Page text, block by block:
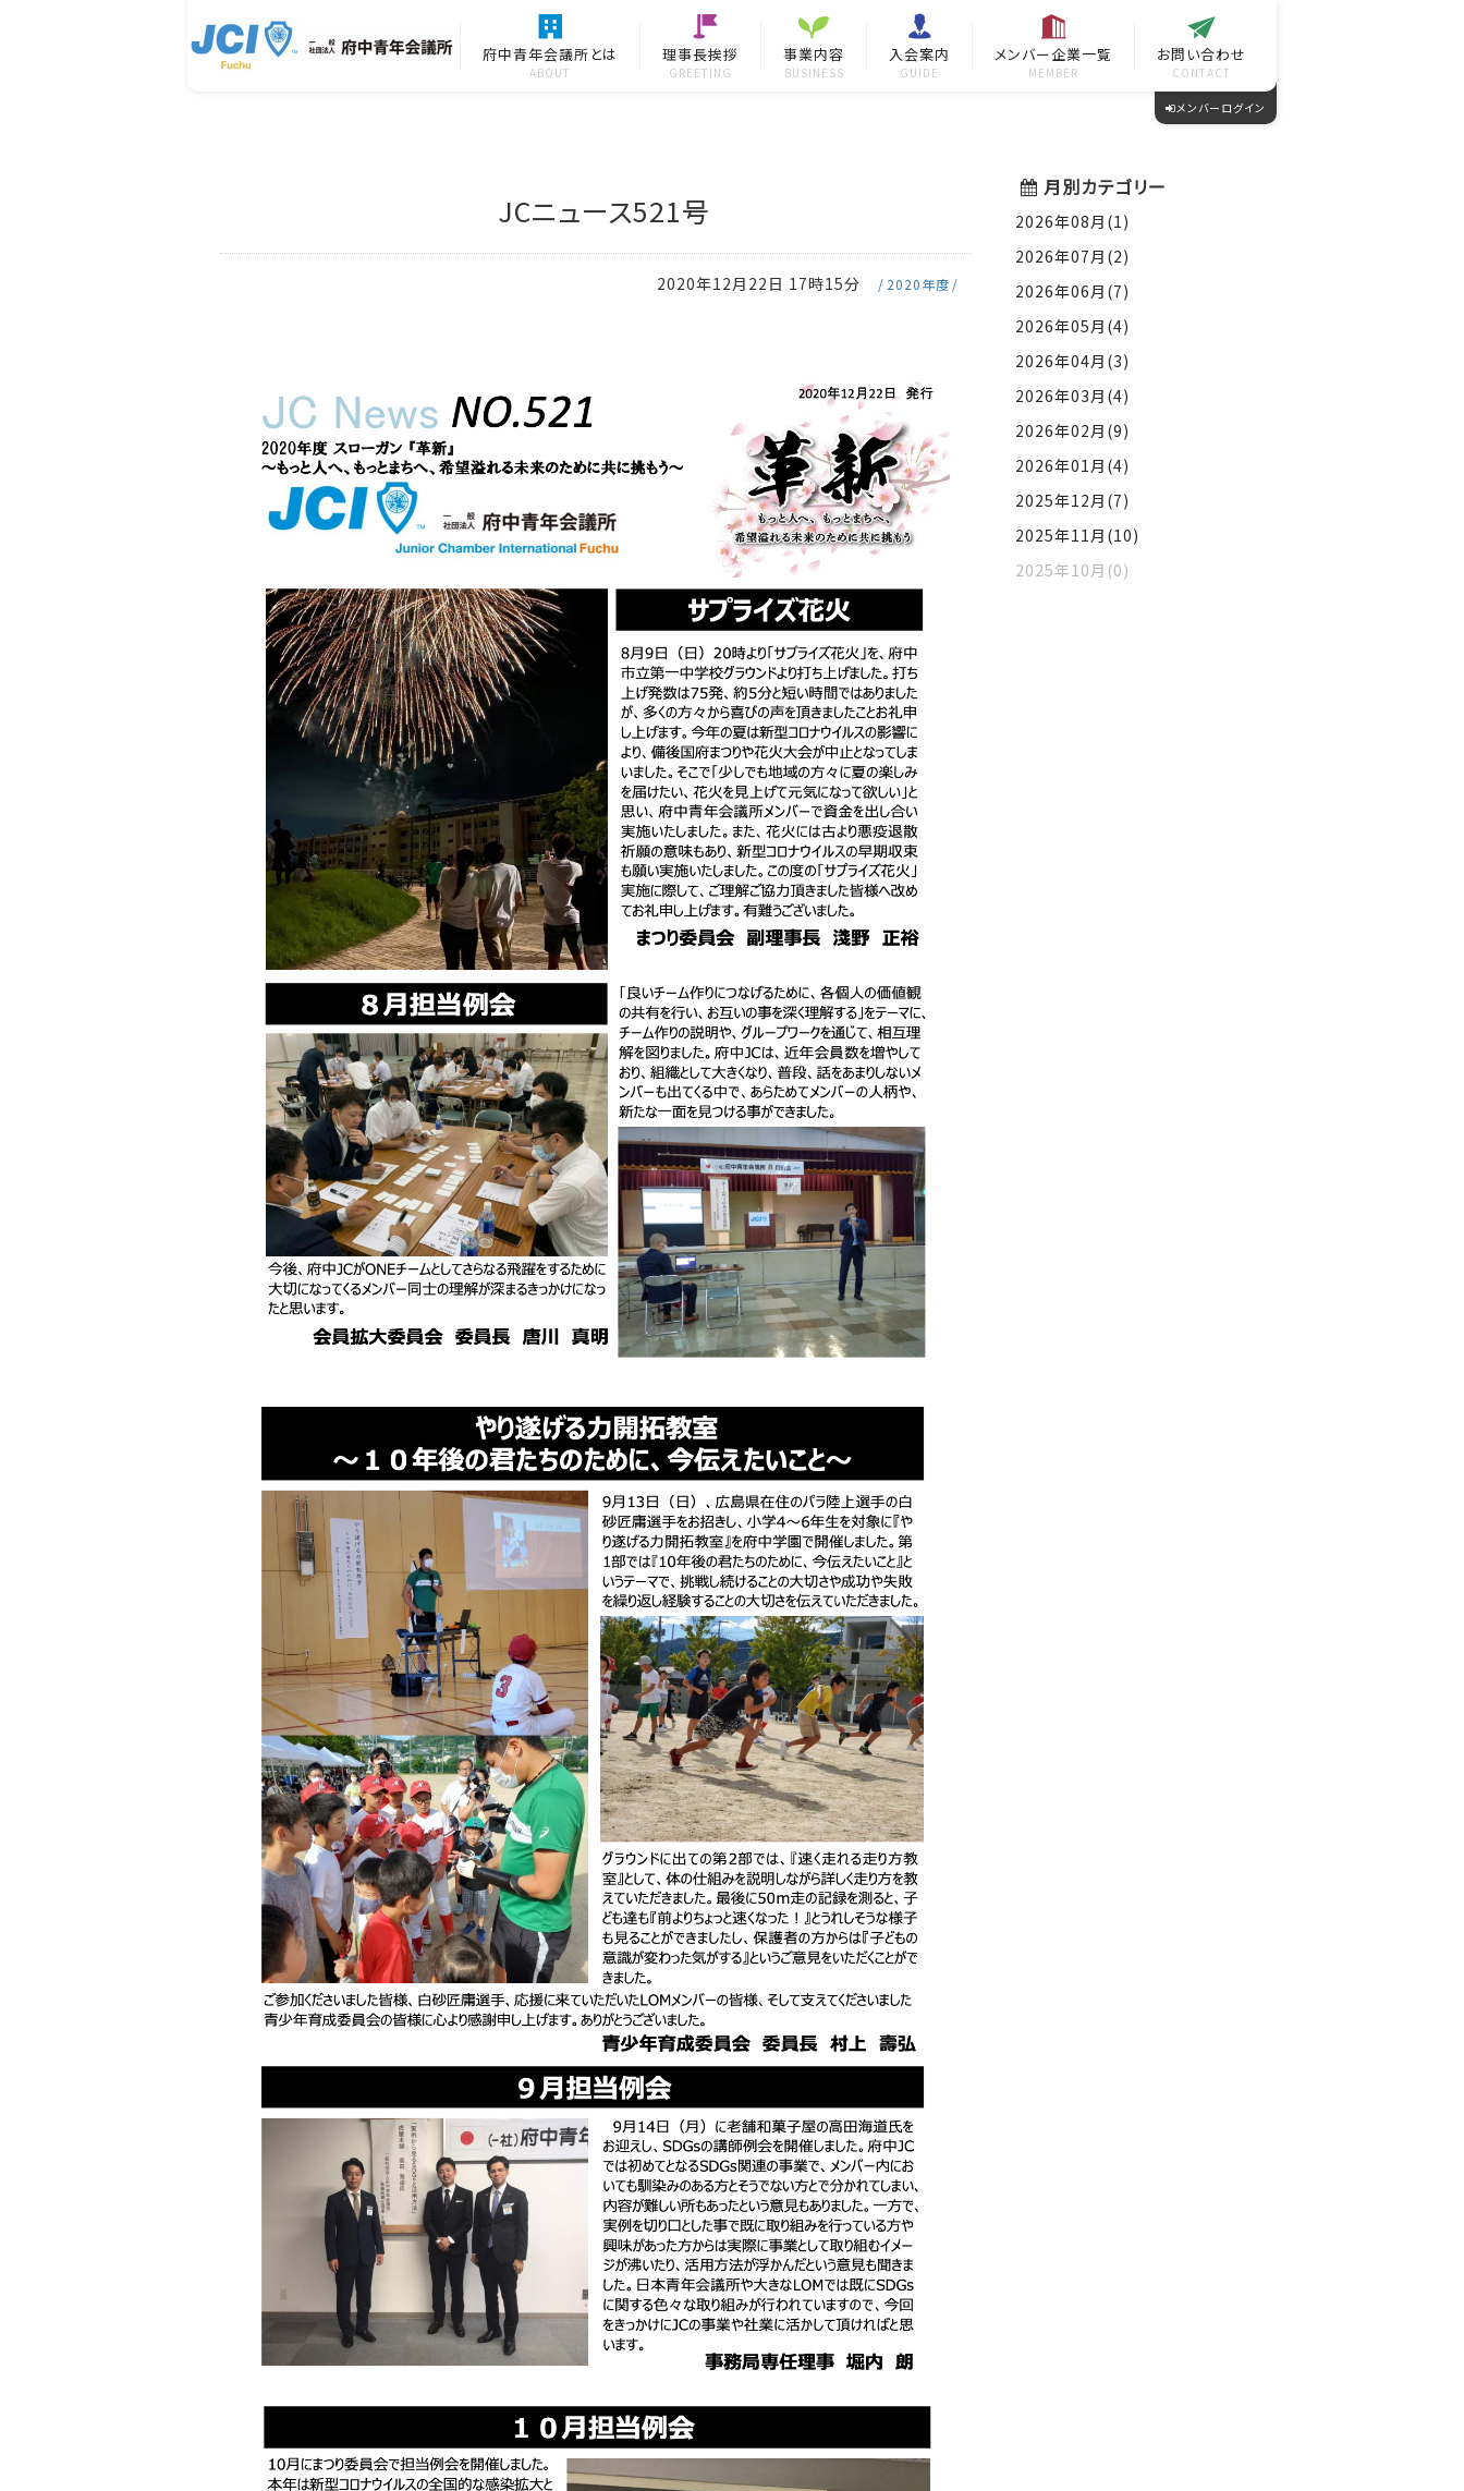
府中青年会議所とは
ABOUT
理事長挨拶
GREETING
事業内容
BUSINESS
入会案内
GUIDE
メンバー企業一覧
MEMBER
お問い合わせ
CONTACT
メンバーログイン
JCニュース521号
2020年12月22日 17時15分 2020年度
月別カテゴリー
2026年08月(1)
2026年07月(2)
2026年06月(7)
2026年05月(4)
2026年04月(3)
2026年03月(4)
2026年02月(9)
2026年01月(4)
2025年12月(7)
2025年11月(10)
2025年10月(0)